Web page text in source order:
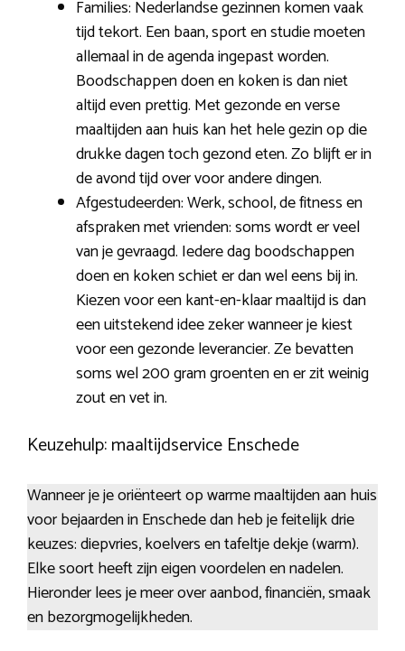
Families: Nederlandse gezinnen komen vaak
tijd tekort. Een baan, sport en studie moeten
allemaal in de agenda ingepast worden.
Boodschappen doen en koken is dan niet
altijd even prettig. Met gezonde en verse
maaltijden aan huis kan het hele gezin op die
drukke dagen toch gezond eten. Zo blijft er in
de avond tijd over voor andere dingen.
Afgestudeerden: Werk, school, de fitness en
afspraken met vrienden: soms wordt er veel
van je gevraagd. Iedere dag boodschappen
doen en koken schiet er dan wel eens bij in.
Kiezen voor een kant-en-klaar maaltijd is dan
een uitstekend idee zeker wanneer je kiest
voor een gezonde leverancier. Ze bevatten
soms wel 200 gram groenten en er zit weinig
zout en vet in.
Keuzehulp: maaltijdservice Enschede
Wanneer je je oriënteert op warme maaltijden aan huis
voor bejaarden in Enschede dan heb je feitelijk drie
keuzes: diepvries, koelvers en tafeltje dekje (warm).
Elke soort heeft zijn eigen voordelen en nadelen.
Hieronder lees je meer over aanbod, financiën, smaak
en bezorgmogelijkheden.